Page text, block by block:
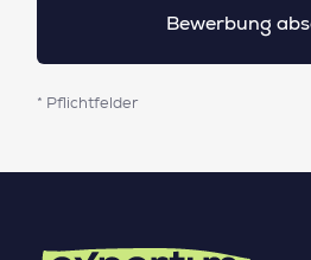
* Pflichtfelder